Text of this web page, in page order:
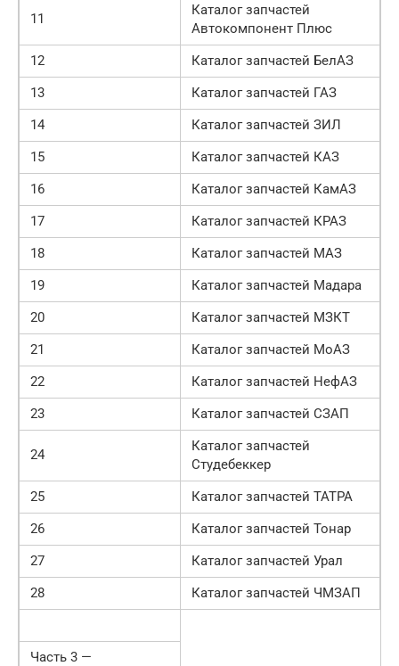
11
Каталог запчастей
Автокомпонент Плюс
12
Каталог запчастей БелАЗ
13
Каталог запчастей ГАЗ
14
Каталог запчастей ЗИЛ
15
Каталог запчастей КАЗ
16
Каталог запчастей КамАЗ
17
Каталог запчастей КРАЗ
18
Каталог запчастей МАЗ
19
Каталог запчастей Мадара
20
Каталог запчастей МЗКТ
21
Каталог запчастей МоАЗ
22
Каталог запчастей НефАЗ
23
Каталог запчастей СЗАП
24
Каталог запчастей
Студебеккер
25
Каталог запчастей ТАТРА
26
Каталог запчастей Тонар
27
Каталог запчастей Урал
28
Каталог запчастей ЧМЗАП
Часть 3 —